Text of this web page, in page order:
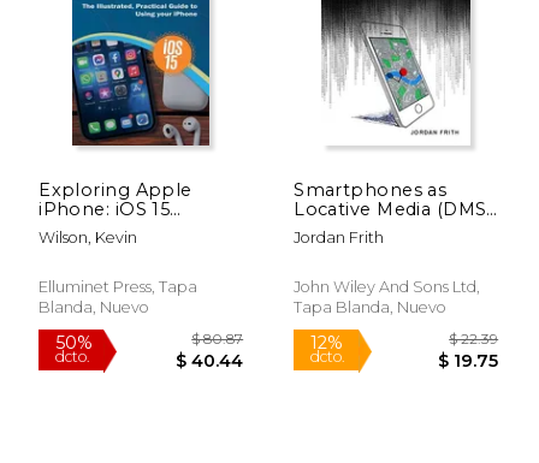
dcto. $ 260.24 dcto.
Exploring Apple
iPhone: iOS 15
Edition: The
Illustrated, Practical
iPhone (en Inglés)
Wilson, Kevin
Elluminet Press, Tapa
Blanda, Nuevo
Smartphones as
Locative Media (DMS
- Digital Media and
Society)
Jordan Frith
John Wiley And Sons Ltd,
Tapa Blanda, Nuevo